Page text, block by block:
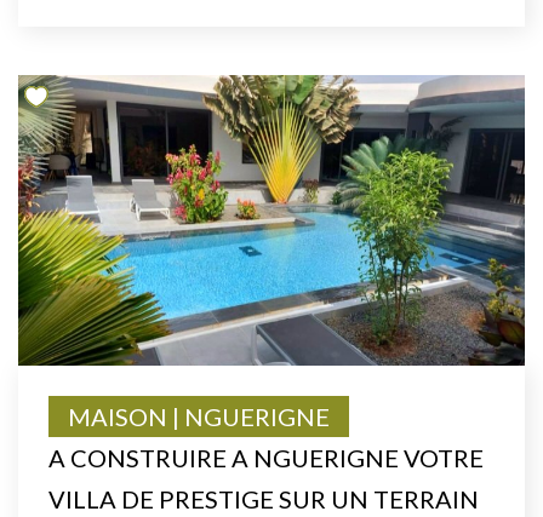
A CONSTRUIRE A NGUERIGNE VOTRE
VILLA DE PRESTIGE SUR UN TERRAIN
MAISON | NGUERIGNE